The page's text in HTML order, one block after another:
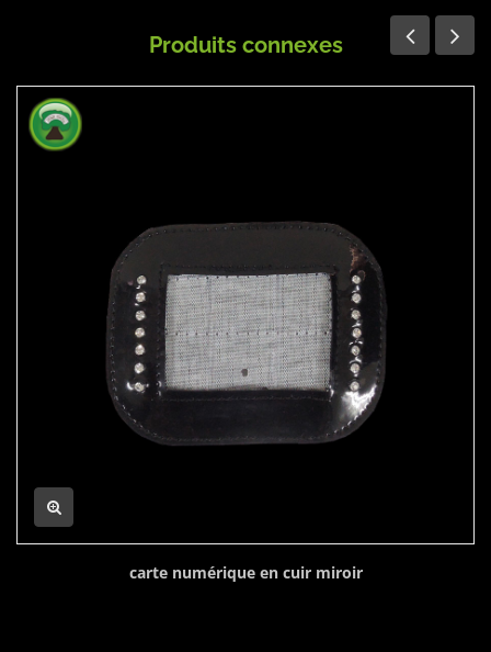
Produits connexes
carte numérique en cuir miroir